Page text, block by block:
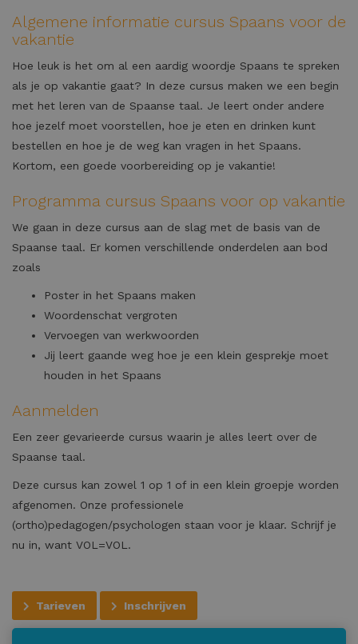
Algemene informatie cursus Spaans voor de
vakantie
Hoe leuk is het om al een aardig woordje Spaans te spreken
als je op vakantie gaat? In deze cursus maken we een begin
met het leren van de Spaanse taal. Je leert onder andere
hoe jezelf moet voorstellen, hoe je eten en drinken kunt
bestellen en hoe je de weg kan vragen in het Spaans.
Kortom, een goede voorbereiding op je vakantie!
Programma cursus Spaans voor op vakantie
We gaan in deze cursus aan de slag met de basis van de
Spaanse taal. Er komen verschillende onderdelen aan bod
zoals
Poster in het Spaans maken
Woordenschat vergroten
Vervoegen van werkwoorden
Jij leert gaande weg hoe je een klein gesprekje moet
houden in het Spaans
Aanmelden
Een zeer gevarieerde cursus waarin je alles leert over de
Spaanse taal.
Deze cursus kan zowel 1 op 1 of in een klein groepje worden
afgenomen. Onze professionele
(ortho)pedagogen/psychologen staan voor je klaar. Schrijf je
nu in, want VOL=VOL.
Tarieven Inschrijven